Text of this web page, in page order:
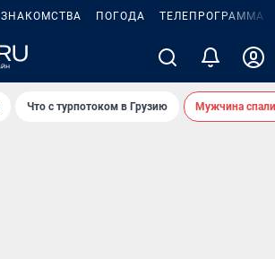
ЗНАКОМСТВА ПОГОДА ТЕЛЕПРОГРАММА
Что с турпотоком в Грузию Мужчина